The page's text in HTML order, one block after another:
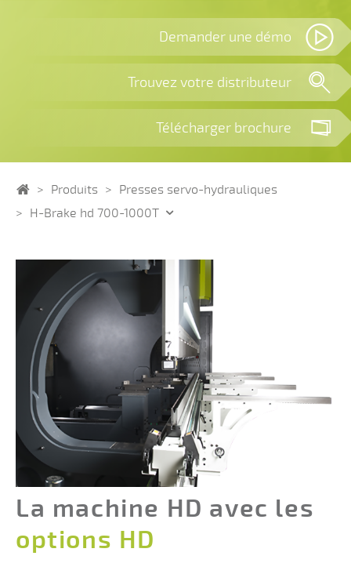
Demander une démo
Trouvez votre distributeur
Télécharger brochure
HomeProduits
Presses servo-hydrauliques
H-Brake hd 700-1000T
La machine HD avec les
options HD